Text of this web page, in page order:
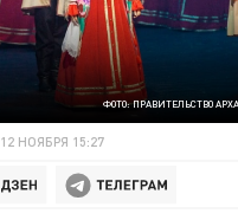
ФОТО: ПРАВИТЕЛЬСТВО
12 НОЯБРЯ 15:27